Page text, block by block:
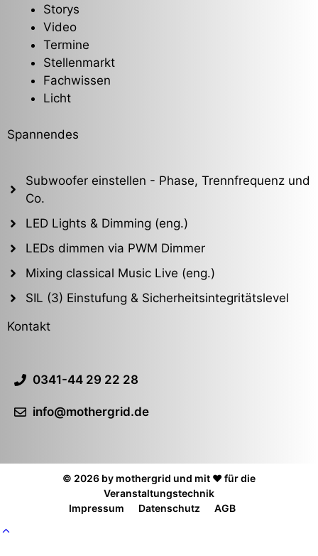
Storys
Video
Termine
Stellenmarkt
Fachwissen
Licht
Spannendes
Subwoofer einstellen - Phase, Trennfrequenz und
Co.
LED Lights & Dimming (eng.)
LEDs dimmen via PWM Dimmer
Mixing classical Music Live (eng.)
SIL (3) Einstufung & Sicherheitsintegritätslevel
Kontakt
0341-44 29 22 28
info@mothergrid.de
© 2026 by mothergrid und mit ❤️ für die
Veranstaltungstechnik
Impressum
Datenschutz AGB